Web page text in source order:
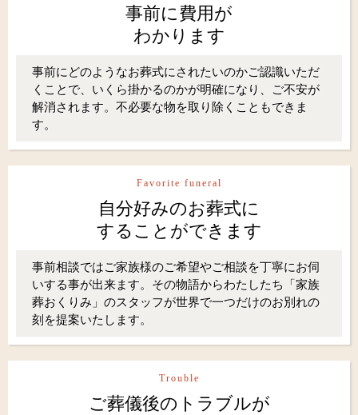
事前に費用が
わかります
事前にどのようなお葬式にされたいのかご認識いただ
くことで、いくら掛かるのかが明確になり、ご不安が
解消されます。不必要な物を取り除くこともできま
す。
Favorite funeral
自分好みのお葬式に
することができます
事前相談ではご家族様のご希望やご相談を丁寧にお伺
いする事が出来ます。その物語からわたしたち「家族
葬おくりみ」のスタッフが世界で一つだけのお別れの
刻を提案いたします。
Trouble
ご葬儀後のトラブルが